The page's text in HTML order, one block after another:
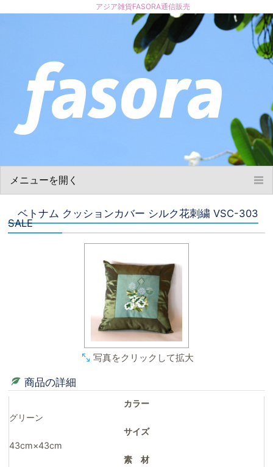
アジア雑貨FASORA通信販売
メニューを開く
お買い物について
商品について
ベトナム クッションカバー シルク花刺繍 VSC-303
SALE
写真をクリックして拡大
商品の詳細
カラー
グリーン
サイズ
43cm×43cm
素 材